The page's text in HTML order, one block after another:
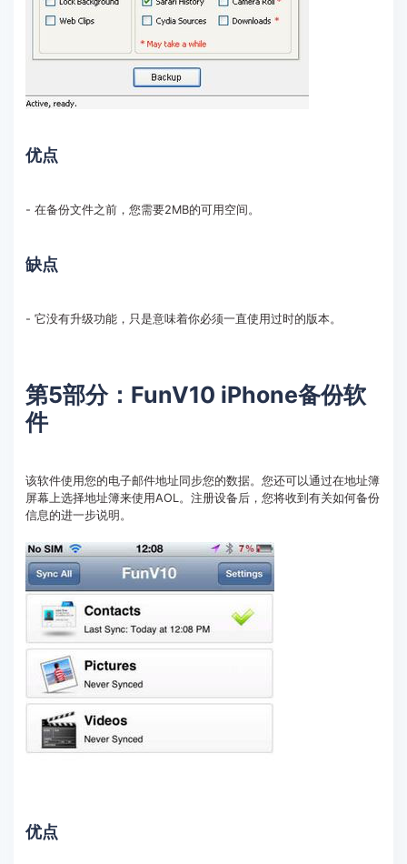
优点
- 在备份文件之前，您需要2MB的可用空间。
缺点
- 它没有升级功能，只是意味着你必须一直使用过时的版本。
第5部分：FunV10 iPhone备份软
件
该软件使用您的电子邮件地址同步您的数据。您还可以通过在地址簿
屏幕上选择地址簿来使用AOL。注册设备后，您将收到有关如何备份
信息的进一步说明。
优点